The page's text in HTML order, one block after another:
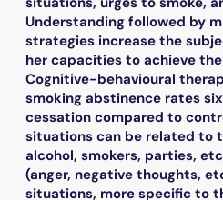
Understanding followed by
strategies increase the
her capacities to achieve
Cognitive-behavioural
smoking abstinence rates
cessation compared to
situations can be related to
alcohol, smokers, parties,
(anger, negative thoughts,
situations, more specific to